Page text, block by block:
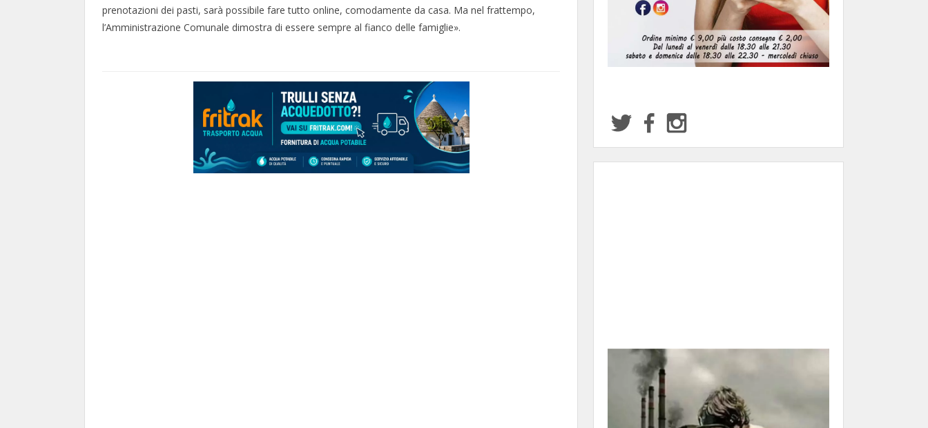
prenotazioni dei pasti, sarà possibile fare tutto online, comodamente da casa. Ma nel frattempo,
l’Amministrazione Comunale dimostra di essere sempre al fianco delle famiglie».